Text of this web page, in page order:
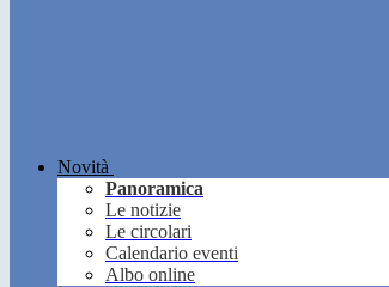
Novità
Panoramica
Le notizie
Le circolari
Calendario eventi
Albo online